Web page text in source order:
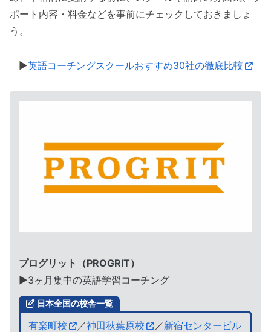
ポート内容・料金などを事前にチェックしておきましょ
う。
▶︎英語コーチングスクールおすすめ30社の徹底比較
プログリット（PROGRIT）
▶︎3ヶ月集中の英語学習コーチング
日本全国の校舎一覧
有楽町校 ／神田秋葉原校 ／新宿センタービル